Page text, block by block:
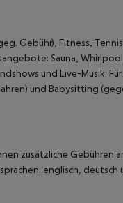
Gebühr), Fitness,
Sauna,
und Live-Musik.
und Babysitting
zusätzliche Gebühren
englisch,